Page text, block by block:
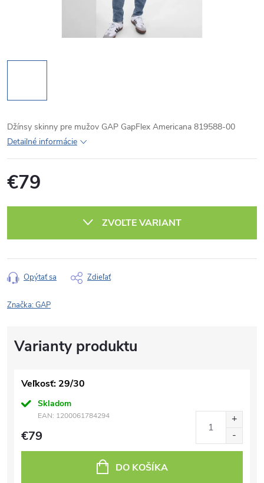
Džínsy skinny pre mužov GAP GapFlex Americana 819588-00
Detailné informácie
€79
ZVOĽTE VARIANT
Opýtať sa Zdieľať
Značka:GAP
Veľkosť: 29/30
Skladom
EAN: 1200061784294
€79
DO KOŠÍKA